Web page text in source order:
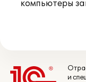
компьютеры
и